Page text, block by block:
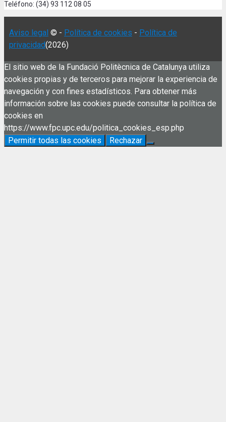
Teléfono: (34) 93 112 08 05
Aviso legal © - Política de cookies - Política de
privacidad(2026)
El sitio web de la Fundació Politècnica de Catalunya utiliza
cookies propias y de terceros para mejorar la experiencia de
navegación y con fines estadísticos. Para obtener más
información sobre las cookies puede consultar la política de
cookies en
https://www.fpc.upc.edu/politica_cookies_esp.php
Permitir todas las cookies
Rechazar